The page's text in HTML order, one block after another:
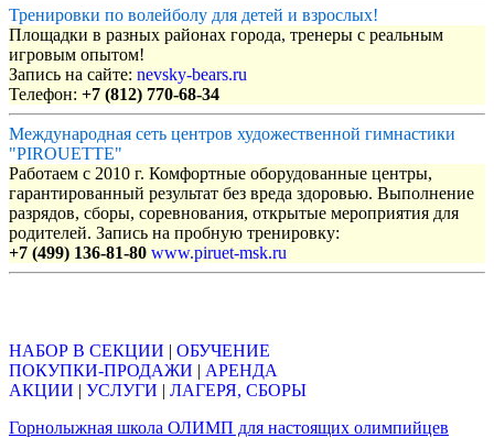
Тренировки по волейболу для детей и взрослых!
Площадки в разных районах города, тренеры с реальным
игровым опытом!
Запись на сайте: nevsky-bears.ru
Телефон: +7 (812) 770-68-34
Международная сеть центров художественной гимнастики
"PIROUETTE"
Работаем с 2010 г. Комфортные оборудованные центры,
гарантированный результат без вреда здоровью. Выполнение
разрядов, сборы, соревнования, открытые мероприятия для
родителей. Запись на пробную тренировку:
+7 (499) 136-81-80 www.piruet-msk.ru
НАБОР В СЕКЦИИ | ОБУЧЕНИЕ
ПОКУПКИ-ПРОДАЖИ | АРЕНДА
АКЦИИ | УСЛУГИ | ЛАГЕРЯ, СБОРЫ
Горнолыжная школа ОЛИМП для настоящих олимпийцев